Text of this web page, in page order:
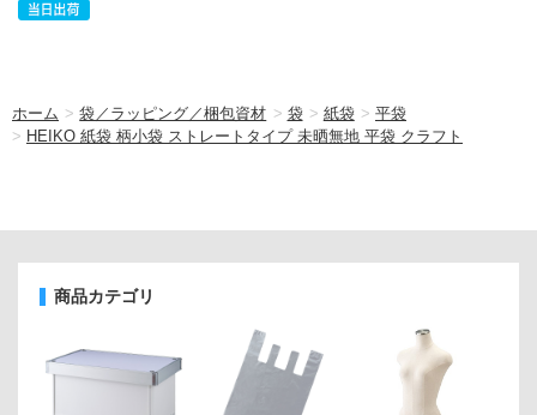
ホーム >袋／ラッピング／梱包資材 > 袋 > 紙袋 > 平袋
> HEIKO 紙袋 柄小袋 ストレートタイプ 未晒無地 平袋 クラフト
商品カテゴリ